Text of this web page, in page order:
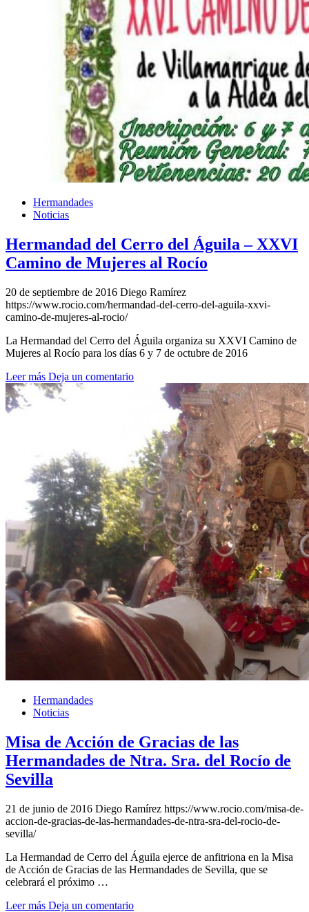
Hermandades
Noticias
Hermandad del Cerro del Águila – XXVI
Camino de Mujeres al Rocío
20 de septiembre de 2016 Diego Ramírez
https://www.rocio.com/hermandad-del-cerro-del-aguila-xxvi-
camino-de-mujeres-al-rocio/
La Hermandad del Cerro del Águila organiza su XXVI Camino de
Mujeres al Rocío para los días 6 y 7 de octubre de 2016
Leer más Deja un comentario
Hermandades
Noticias
Misa de Acción de Gracias de las
Hermandades de Ntra. Sra. del Rocío de
Sevilla
21 de junio de 2016 Diego Ramírez https://www.rocio.com/misa-de-
accion-de-gracias-de-las-hermandades-de-ntra-sra-del-rocio-de-
sevilla/
La Hermandad de Cerro del Águila ejerce de anfitriona en la Misa
de Acción de Gracias de las Hermandades de Sevilla, que se
celebrará el próximo …
Leer más Deja un comentario